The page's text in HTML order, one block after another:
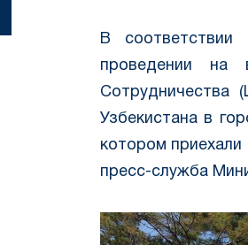
В соответствии
проведении на
Сотрудничества
Узбекистана в
котором
пресс-служба